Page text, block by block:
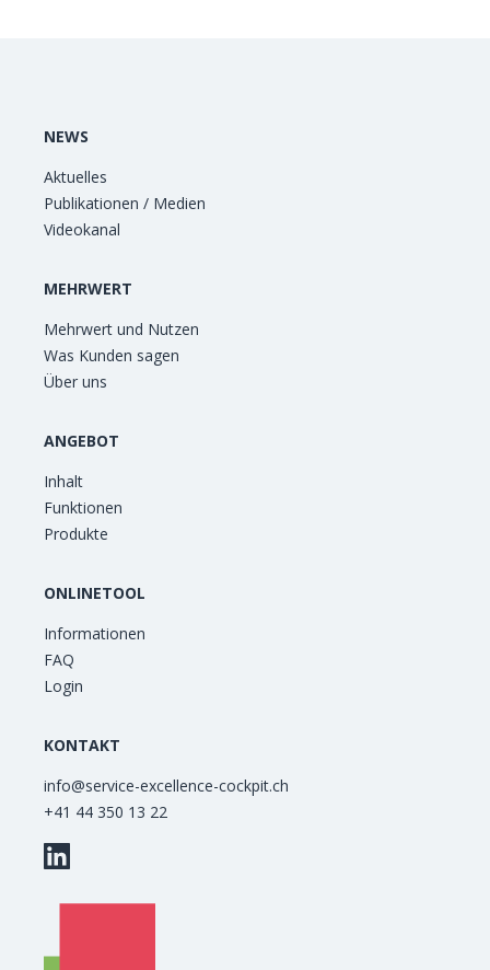
NEWS
Aktuelles
Publikationen / Medien
Videokanal
MEHRWERT
Mehrwert und Nutzen
Was Kunden sagen
Über uns
ANGEBOT
Inhalt
Funktionen
Produkte
ONLINETOOL
Informationen
FAQ
Login
KONTAKT
info@service-excellence-cockpit.ch
+41 44 350 13 22